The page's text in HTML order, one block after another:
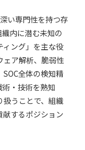
い専門性を持つ存
内に潜む未知の
ィング」を主な役
ェア解析、脆弱性
全体の検知精
・技術を熟知
扱うことで、組織
するポジション